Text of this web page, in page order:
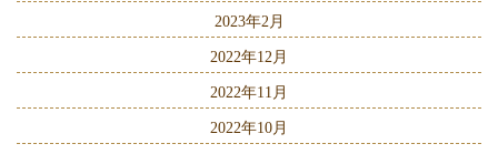
2023年2月
2022年12月
2022年11月
2022年10月